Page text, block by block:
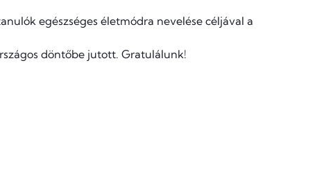
egészséges életmódra nevelése céljával a
döntőbe jutott. Gratulálunk!